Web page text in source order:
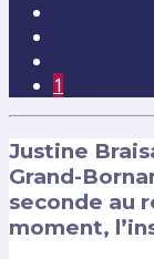
1
Justine
Grand-
seconde au
moment,